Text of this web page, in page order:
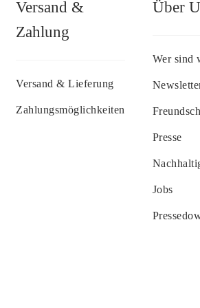
Versand &
Zahlung
Versand & Lieferung
Zahlungsmöglichkeiten
Über
Wer sind
Presse
Jobs